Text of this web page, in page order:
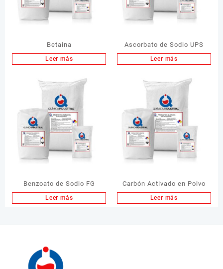
Betaina
Leer más
Ascorbato de Sodio UPS
Leer más
Benzoato de Sodio FG
Leer más
Carbón Activado en Polvo
Leer más